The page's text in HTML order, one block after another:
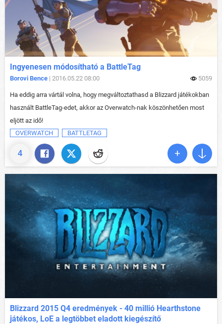
4
Ingyenesen módosítható a BattleTag
Borovi Bence | 2016.05.22 08:00 5059
Ha eddig arra vártál volna, hogy megváltoztathasd a Blizzard játékokban
használt BattleTag-edet, akkor az Overwatch-nak köszönhetően most
eljött az idő!
OVERWATCH
BATTLETAG
Blizzard 2015 Q4 eredmények - 40 millió Hearthstone
játékos, LoE a legtöbbet eladott kiegészítő